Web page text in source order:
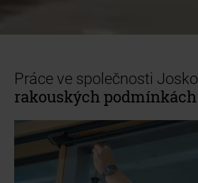
Práce ve společnosti Josko
rakouských podmínkách